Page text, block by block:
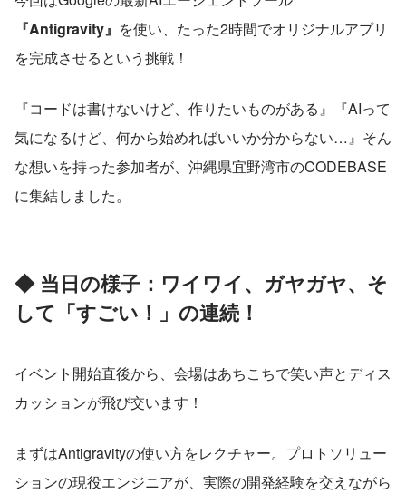
『Antigravity』 を使い、たった2時間でオリジナルアプリ
を完成させるという挑戦！
『コードは書けないけど、作りたいものがある』『AIって
気になるけど、何から始めればいいか分からない…』そん
な想いを持った参加者が、沖縄県宜野湾市のCODEBASE
に集結しました。
◆ 当日の様子：ワイワイ、ガヤガヤ、そ
して「すごい！」の連続！
イベント開始直後から、会場はあちこちで笑い声とディス
カッションが飛び交います！
まずはAntigravityの使い方をレクチャー。プロトソリュー
ションの現役エンジニアが、実際の開発経験を交えながら